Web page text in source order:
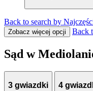
Back to search by
Zobacz więcej opcji Back
Sąd w
3 gwiazdki 4